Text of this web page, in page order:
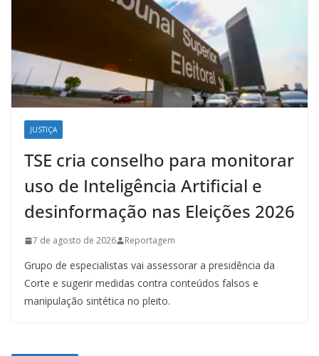
JUSTIÇA
TSE cria conselho para monitorar
uso de Inteligência Artificial e
desinformação nas Eleições 2026
7 de agosto de 2026 Reportagem
Grupo de especialistas vai assessorar a presidência da
Corte e sugerir medidas contra conteúdos falsos e
manipulação sintética no pleito.